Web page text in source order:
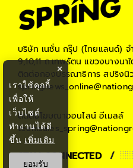
บริษัท เนชั่น กรุ๊ป (ไทยแลนด์) จ
9,10,11 ถ.เทพรัตน แขวงบางน
ติดต่อกองบรรณาธิการ สปริงนิ
ติดต่อโฆษณาออนไลน์ อีเมลล์
STAY CONNECTED
×
เราใช้คุกกี้
เพื่อให้
เว็บไซต์
ทำงานได้ดี
ขึ้น เพิ่มเติม
ยอมรับ